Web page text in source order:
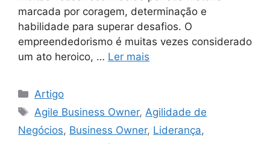
marcada por coragem, determinação e
habilidade para superar desafios. O
empreendedorismo é muitas vezes considerado
um ato heroico, … Ler mais
Artigo
Agile Business Owner, Agilidade de
Negócios, Business Owner, Liderança,